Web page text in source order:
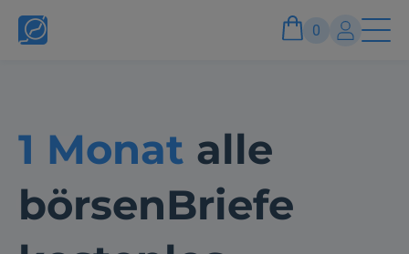
0
Anmelden und Vorteile genießen
1 Monat alle
börsenBriefe